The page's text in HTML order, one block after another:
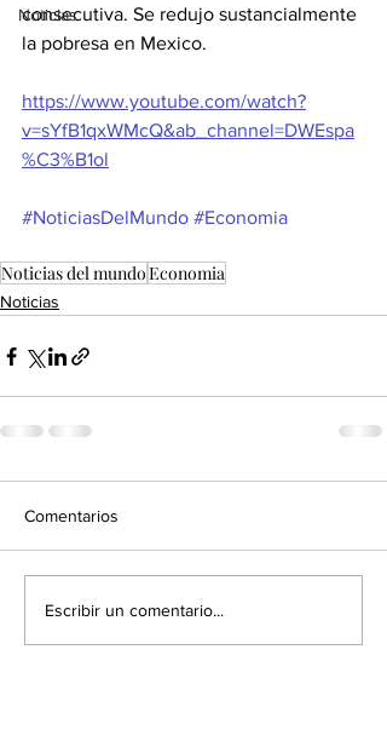
Noticias
consecutiva. Se redujo sustancialmente
la pobresa en Mexico.
https://www.youtube.com/watch?
v=sYfB1qxWMcQ&ab_channel=DWEspa
%C3%B1ol
#NoticiasDelMundo #Economia
Noticias del mundoEconomia
Noticias
Comentarios
Escribir un comentario...